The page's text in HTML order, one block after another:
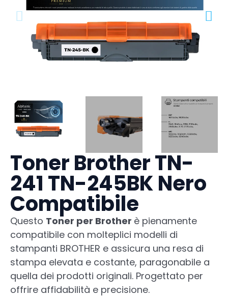
Toner Brother TN-
241 TN-245BK Nero
Compatibile
Questo Toner per Brother è pienamente
compatibile con molteplici modelli di
stampanti BROTHER e assicura una resa di
stampa elevata e costante, paragonabile a
quella dei prodotti originali. Progettato per
offrire affidabilità e precisione.